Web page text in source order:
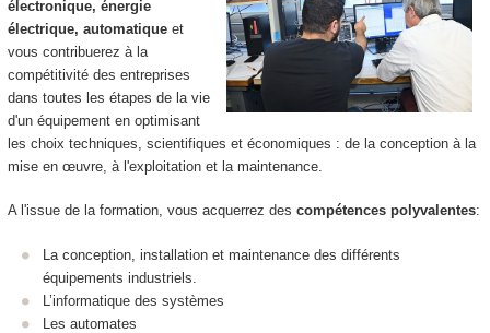
électronique, énergie
électrique, automatiqueet
vous contribuerez à la
compétitivité des entreprises
dans toutes les étapes de la vie
d'un équipement en optimisant
les choix techniques, scientifiques et économiques : de la conception à la
mise en œuvre, à l'exploitation et la maintenance.
A l'issue de la formation, vous acquerrez des compétences polyvalentes:
La conception, installation et maintenance des différents
équipements industriels.
L’informatique des systèmes
Les automates